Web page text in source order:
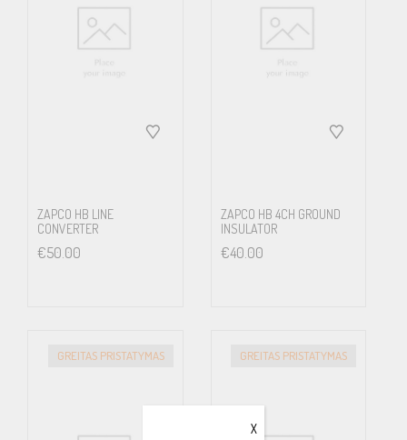
ZAPCO HB LINE
CONVERTER
€50.00
ZAPCO HB 4CH GROUND
INSULATOR
€40.00
GREITAS PRISTATYMAS GREITAS PRISTATYMAS
X